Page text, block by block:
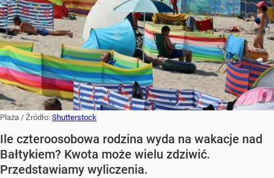
Plaża / Źródło: Shutterstock
Ile czteroosobowa rodzina wyda na wakacje nad
Bałtykiem? Kwota może wielu zdziwić.
Przedstawiamy wyliczenia.